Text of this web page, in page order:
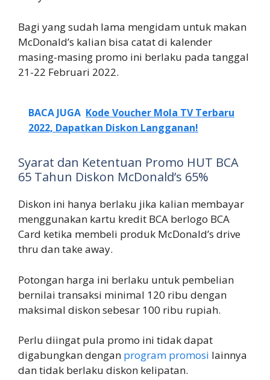
Bagi yang sudah lama mengidam untuk makan
McDonald’s kalian bisa catat di kalender
masing-masing promo ini berlaku pada tanggal
21-22 Februari 2022.
BACA JUGA Kode Voucher Mola TV Terbaru
2022, Dapatkan Diskon Langganan!
Syarat dan Ketentuan Promo HUT BCA
65 Tahun Diskon McDonald’s 65%
Diskon ini hanya berlaku jika kalian membayar
menggunakan kartu kredit BCA berlogo BCA
Card ketika membeli produk McDonald’s drive
thru dan take away.
Potongan harga ini berlaku untuk pembelian
bernilai transaksi minimal 120 ribu dengan
maksimal diskon sebesar 100 ribu rupiah.
Perlu diingat pula promo ini tidak dapat
digabungkan dengan program promosi lainnya
dan tidak berlaku diskon kelipatan.